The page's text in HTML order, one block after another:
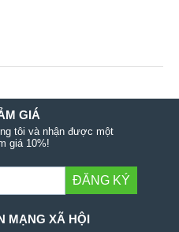
GIÁ
tôi và nhận được một
giá 10%!
ĐĂNG KÝ
MẠNG XÃ HỘI